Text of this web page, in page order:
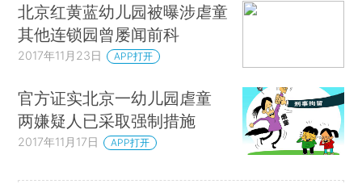
北京红黄蓝幼儿园被曝涉虐童
其他连锁园曾屡闻前科
2017年11月23日 APP打开
官方证实北京一幼儿园虐童
两嫌疑人已采取强制措施
2017年11月17日 APP打开